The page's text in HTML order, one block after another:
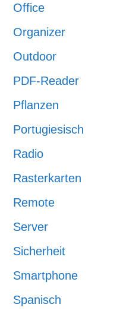
Office
Organizer
Outdoor
PDF-Reader
Pflanzen
Portugiesisch
Radio
Rasterkarten
Remote
Server
Sicherheit
Smartphone
Spanisch